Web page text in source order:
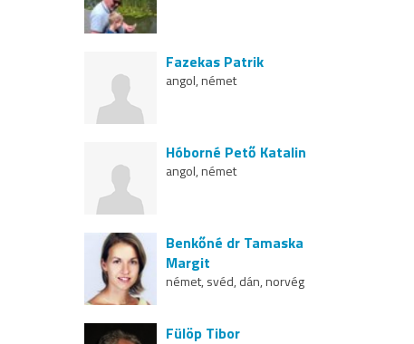
Fazekas Patrik
angol, német
Hóborné Pető Katalin
angol, német
Benkőné dr Tamaska
Margit
német, svéd, dán, norvég
Fülöp Tibor